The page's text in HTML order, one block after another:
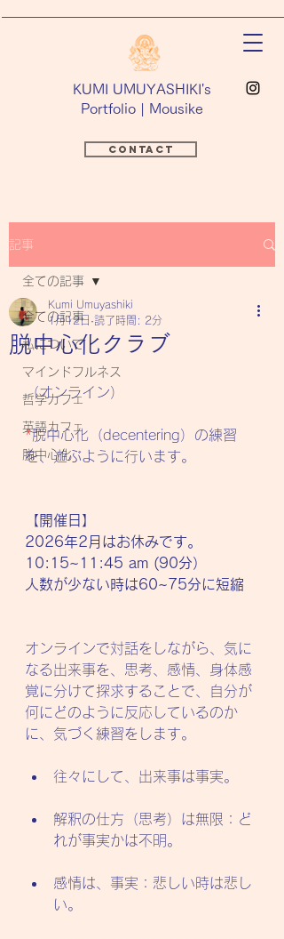
​KUMI UMUYASHIKI's
Portfolio | Mousike
Contact
記事
全ての記事
私について
マインドフルネス
哲学カフェ
英語カフェ
脱中心化
全ての記事
脱中心化クラブ
Kumi Umuyashiki
1月12日 読了時間: 2分
（オンライン）
*脱中心化（decentering）の練習
を、遊ぶように行います。
【開催日】
2026年2月はお休みです。
10:15~11:45 am (90分）
人数が少ない時は60~75分に短縮
オンラインで対話をしながら、気に
なる出来事を、思考、感情、身体感
覚に分けて探求することで、自分が
何にどのように反応しているのか
に、気づく練習をします。
往々にして、出来事は事実。
解釈の仕方（思考）は無限：ど
れが事実かは不明。
感情は、事実：悲しい時は悲し
い。